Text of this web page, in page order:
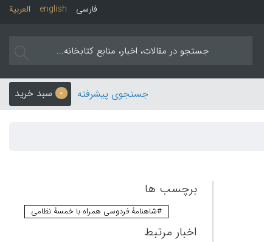
العربیة english فارسی
0 سبد خرید جستجوی پیشرفته
برچسب ها
#شاهنامۀ فردوسی همراه با خمسۀ نظامی
اخبار مرتبط